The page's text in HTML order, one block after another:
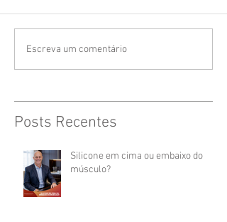
Escreva um comentário
Posts Recentes
Silicone em cima ou embaixo do
músculo?